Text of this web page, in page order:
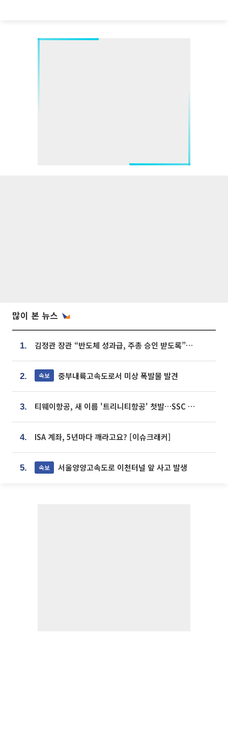
많이 본 뉴스
1. 김정관 장관 “반도체 성과급, 주총 승인 받도록”…상법·자본시장법 개정 시사
2. 속보 중부내륙고속도로서 미상 폭발물 발견
3. 티웨이항공, 새 이름 '트리니티항공' 첫발…SSC 전략 본격화
4. ISA 계좌, 5년마다 깨라고요? [이슈크래커]
5. 속보 서울양양고속도로 이천터널 앞 사고 발생